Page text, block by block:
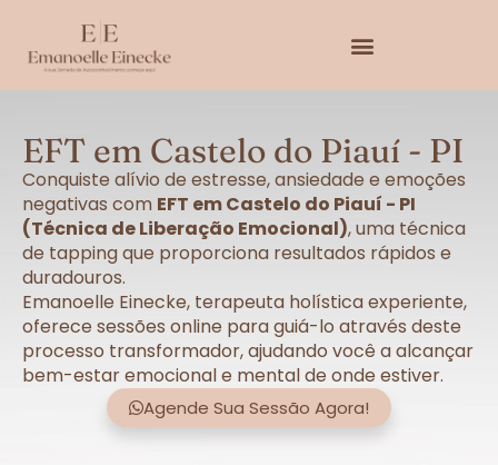
EFT em Castelo do Piauí - PI
Conquiste alívio de estresse, ansiedade e emoções
negativas com EFT em Castelo do Piauí - PI
(Técnica de Liberação Emocional), uma técnica
de tapping que proporciona resultados rápidos e
duradouros.
Emanoelle Einecke, terapeuta holística experiente,
oferece sessões online para guiá-lo através deste
processo transformador, ajudando você a alcançar
bem-estar emocional e mental de onde estiver.
Agende Sua Sessão Agora!